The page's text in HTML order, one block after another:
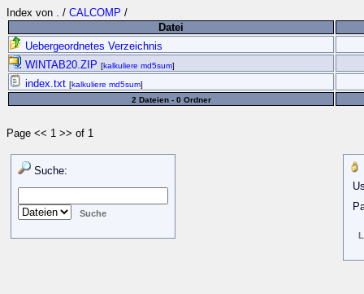
Index von . / CALCOMP /
Datei
Uebergeordnetes Verzeichnis
WINTAB20.ZIP [kalkuliere md5sum]
index.txt [kalkuliere md5sum]
2 Dateien - 0 Ordner
Page << 1 >> of 1
Suche: